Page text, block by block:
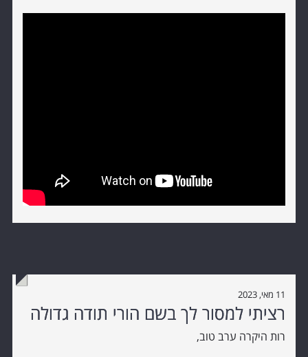
11 מאי, 2023
רציתי למסור לך בשם הורי תודה גדולה
רות היקרה ערב טוב,